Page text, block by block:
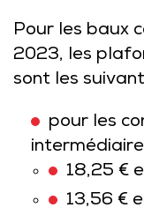
Pour les baux
2023, les
sont les
pour les
18,25 €
13,56 €